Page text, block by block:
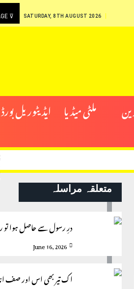
⊽ SATURDAY, 8TH AUGUST 2026
ملٹی میڈیا ایڈیٹوریل بورڈ
متعلقہ مراسلہ
درِ رسول سے حاصل ہوا
June 16, 2026
اک تیر بھی اس اور صف